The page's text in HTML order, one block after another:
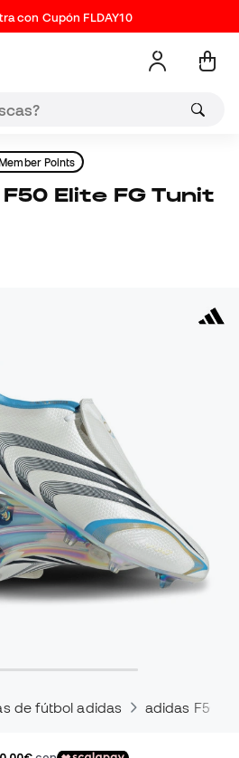
con Cupón FLDAY10
Points
F50 Elite FG Tunit
de fútbol adidas adidas F50